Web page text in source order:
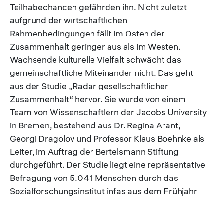
Teilhabechancen gefährden ihn. Nicht zuletzt
aufgrund der wirtschaftlichen
Rahmenbedingungen fällt im Osten der
Zusammenhalt geringer aus als im Westen.
Wachsende kulturelle Vielfalt schwächt das
gemeinschaftliche Miteinander nicht. Das geht
aus der Studie „Radar gesellschaftlicher
Zusammenhalt“ hervor. Sie wurde von einem
Team von Wissenschaftlern der Jacobs University
in Bremen, bestehend aus Dr. Regina Arant,
Georgi Dragolov und Professor Klaus Boehnke als
Leiter, im Auftrag der Bertelsmann Stiftung
durchgeführt. Der Studie liegt eine repräsentative
Befragung von 5.041 Menschen durch das
Sozialforschungsinstitut infas aus dem Frühjahr